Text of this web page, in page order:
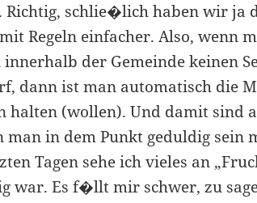
Richtig, schlie�lich haben wir ja
Regeln einfacher. Also, wenn
der Gemeinde keinen
dann ist man automatisch die
halten (wollen). Und damit sind
man in dem Punkt geduldig
Tagen sehe ich vieles an
war. Es f�llt mir schwer, zu